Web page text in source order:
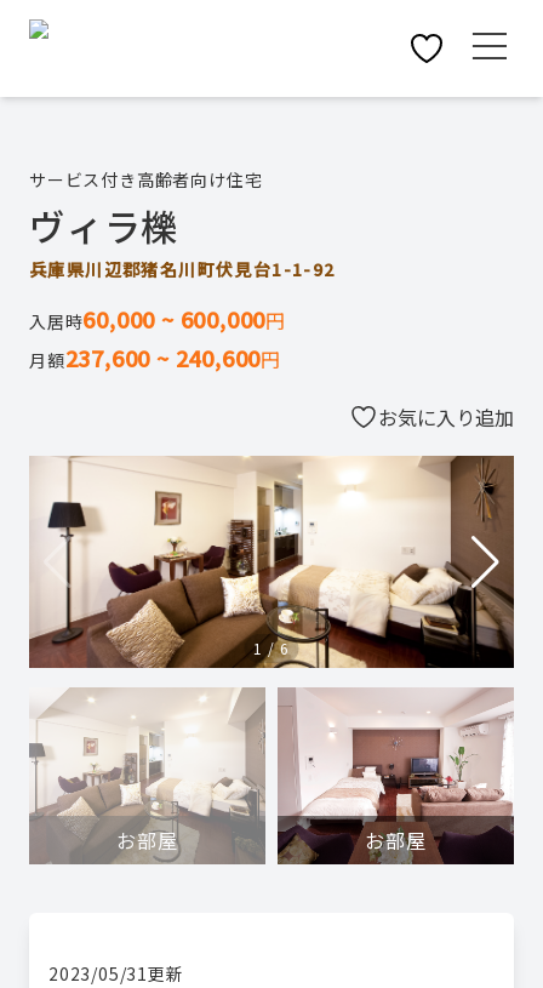
サービス付き高齢者向け住宅
ヴィラ櫟
兵庫県川辺郡猪名川町伏見台1-1-92
入居時60,000 ~ 600,000円
月額237,600 ~ 240,600円
お気に入り追加
1 /6
お部屋 お部屋
2023/05/31更新